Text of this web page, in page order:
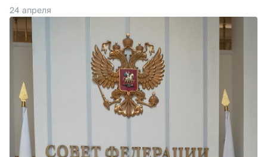
24 апреля